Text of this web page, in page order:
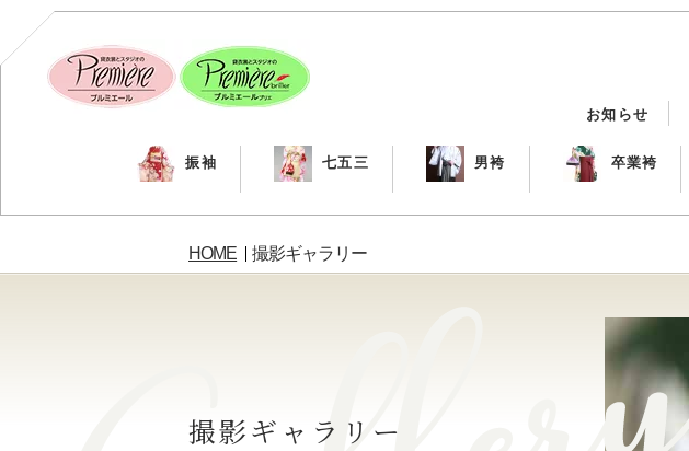
お知らせ
振袖 七五三 男袴 卒業袴
HOME 撮影ギャラリー
撮影ギャラリー